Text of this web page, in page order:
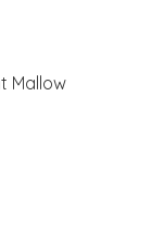
Mallow